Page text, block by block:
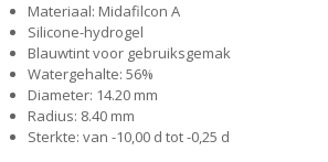
Materiaal: Midafilcon A
Silicone-hydrogel
Blauwtint voor gebruiksgemak
Watergehalte: 56%
Diameter: 14.20 mm
Radius: 8.40 mm
Sterkte: van -10,00 d tot -0,25 d